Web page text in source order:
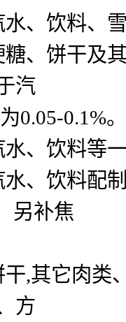
、饮料、
、饼干及
汽
0.05-0.1%。
、饮料等
、饮料配
另补焦
,其它肉类
方